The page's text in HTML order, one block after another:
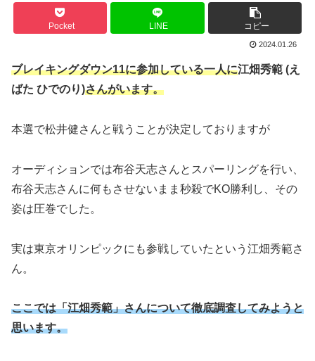
Pocket LINE コピー
2024.01.26
ブレイキングダウン11に参加している一人に江畑秀範 (え
ばた ひでのり)さんがいます。
本選で松井健さんと戦うことが決定しておりますが
オーディションでは布谷天志さんとスパーリングを行い、
布谷天志さんに何もさせないまま秒殺でKO勝利し、その
姿は圧巻でした。
実は東京オリンピックにも参戦していたという江畑秀範さ
ん。
ここでは「江畑秀範」さんについて徹底調査してみようと
思います。